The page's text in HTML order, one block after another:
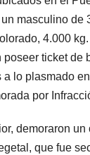
masculino
4.000
ticket de
lo plasmado
por
demoraron
que fue